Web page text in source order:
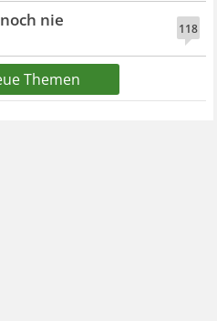
118
nie
Themen